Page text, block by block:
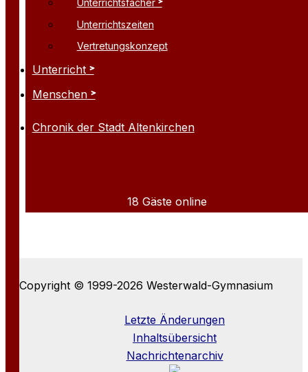
Unterrichtsfächer
Unterrichtszeiten
Vertretungskonzept
Unterricht
Menschen
Chronik der Stadt Altenkirchen
18 Gäste online
Copyright © 1999-2026 Westerwald-Gymnasium
Letzte Änderungen
Inhaltsübersicht
Nachrichtenarchiv